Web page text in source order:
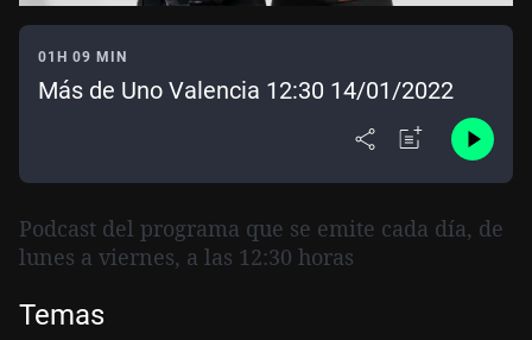
01H 09 MIN
Más de Uno Valencia 12:30 14/01/2022
Podcast del programa que se emite cada día, de
lunes a viernes, a las 12:30 horas
Temas